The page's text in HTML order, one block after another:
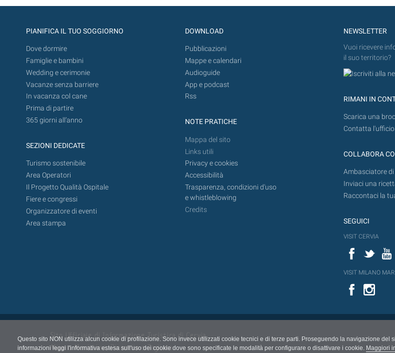
Questo sito NON utilizza alcun cookie di profilazione. Sono invece utilizzati cookie tecnici e di terze parti. Proseguendo la navigazione del
informazioni leggi l'informativa estesa sull'uso dei cookie dove sono specificate le modalità per configurare o disattivare i cookie. Maggiori
PIANIFICA IL TUO SOGGIORNO
Dove dormire
Famiglie e bambini
Wedding e cerimonie
Vacanze senza barriere
In vacanza col cane
Prima di partire
365 giorni all’anno
SEZIONI DEDICATE
Turismo sostenibile
Area Operatori
Il Progetto Qualità Ospitale
Fiere e congressi
Organizzatore di eventi
Area stampa
DOWNLOAD
Pubblicazioni
Mappe e calendari
Audioguide
App e podcast
Rss
NOTE PRATICHE
Mappa del sito
Links utili
Privacy e cookies
Accessibilità
Trasparenza, condizioni d'uso
e whistleblowing
Credits
NEWSLETTER
Vuoi ricevere
il suo territorio?
RIMANI IN
Scarica una
Contatta l'ufficio
COLLABORA
Ambasciatore di
Inviaci una
Raccontaci la
SEGUICI
VISIT CERVIA
Facebook
VISIT MILANO
Facebook
Sito Ufficiale di Informazione Turistica di Cervia,
Milano Marittima, Pinarella e Tagliata